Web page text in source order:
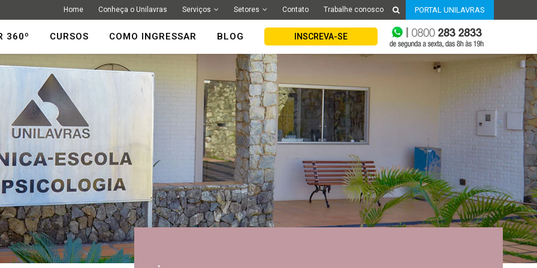
Home Conheça o Unilavras Serviços Setores Contato Trabalhe conosco PORTAL UNILAVRAS
INSCREVA-SE
360º CURSOS COMO INGRESSAR BLOG